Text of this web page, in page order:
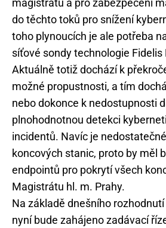
magistrátu a pro zabezpečení
do těchto toků pro snížení
toho plynoucích je ale potřeba
síťové sondy technologie Fidelis
Aktuálně totiž dochází k
možné propustnosti, a tím
nebo dokonce k nedostupnosti
plnohodnotnou detekci
incidentů. Navíc je
koncových stanic, proto by měl
endpointů pro pokrytí všech
Magistrátu hl. m. Prahy.
Na základě dnešního
nyní bude zahájeno zadávací